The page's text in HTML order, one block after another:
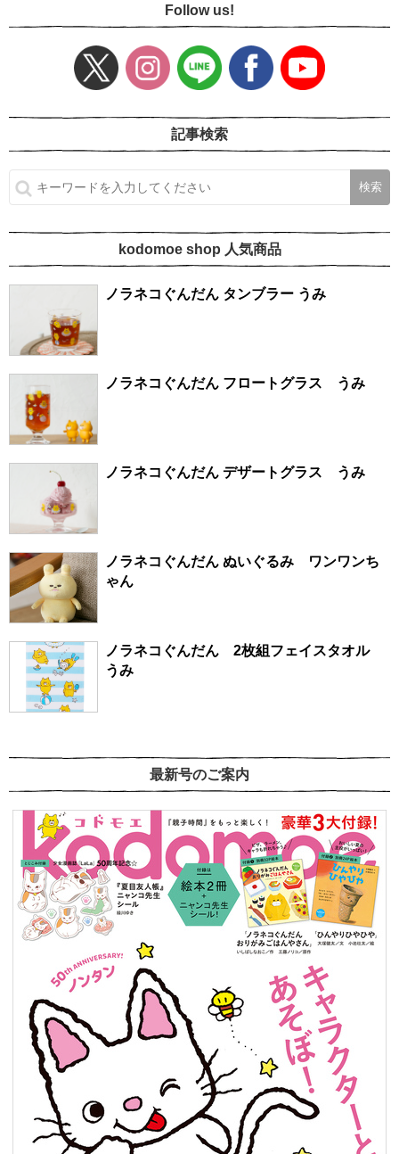
Follow us!
記事検索
kodomoe shop 人気商品
ノラネコぐんだん タンブラー うみ
ノラネコぐんだん フロートグラス うみ
ノラネコぐんだん デザートグラス うみ
ノラネコぐんだん ぬいぐるみ ワンワンち
ゃん
ノラネコぐんだん 2枚組フェイスタオル
うみ
最新号のご案内